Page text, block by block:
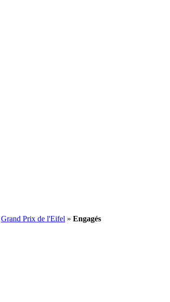
Grand Prix de l'Eifel » Engagés